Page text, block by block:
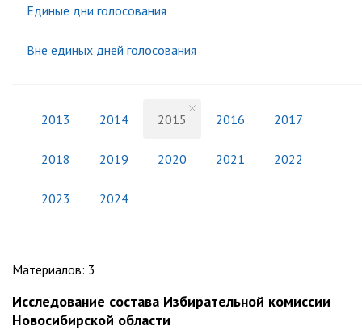
Единые дни голосования
Вне единых дней голосования
2013 2014 2015 2016 2017
2018 2019 2020 2021 2022
2023 2024
Материалов: 3
Исследование состава Избирательной комиссии
Новосибирской области